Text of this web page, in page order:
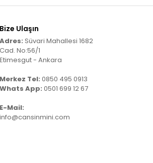
Bize Ulaşın
Adres: Süvari Mahallesi 1682
Cad. No:56/1
Etimesgut - Ankara
Merkez Tel: 0850 495 0913
Whats App: 0501 699 12 67
E-Mail:
info@cansinmini.com